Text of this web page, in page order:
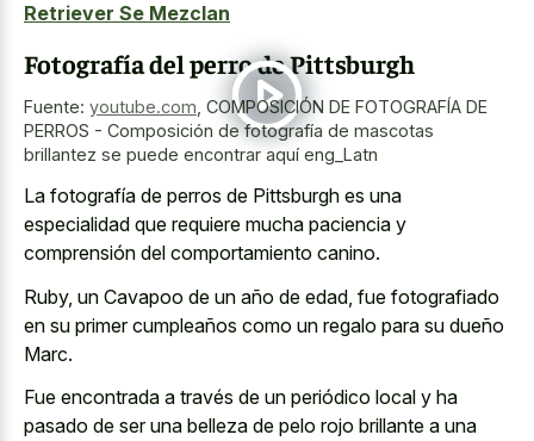
Retriever Se Mezclan
Fotografía del perro de Pittsburgh
Fuente: youtube.com COMPOSICIÓN DE FOTOGRAFÍA DE
PERROS - Composición de fotografía de mascotas
brillantez se puede encontrar aquí eng_Latn
La fotografía de perros de Pittsburgh es una
especialidad que requiere mucha paciencia y
comprensión del comportamiento canino.
Ruby, un Cavapoo de un año de edad, fue fotografiado
en su primer cumpleaños como un regalo para su dueño
Marc.
Fue encontrada a través de un periódico local y ha
pasado de ser una belleza de pelo rojo brillante a una